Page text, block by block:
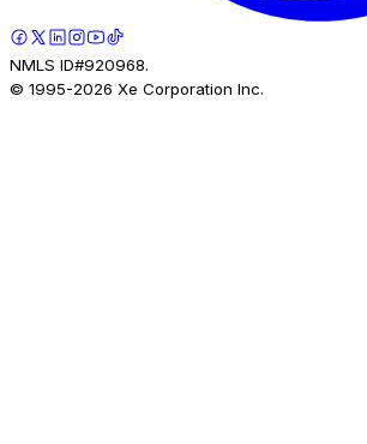
NMLS ID#920968.
© 1995-2026 Xe Corporation Inc.